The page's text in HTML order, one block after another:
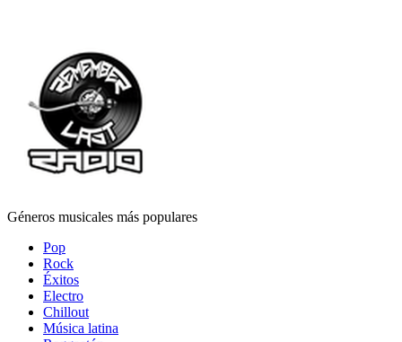
Géneros musicales más populares
Pop
Rock
Éxitos
Electro
Chillout
Música latina